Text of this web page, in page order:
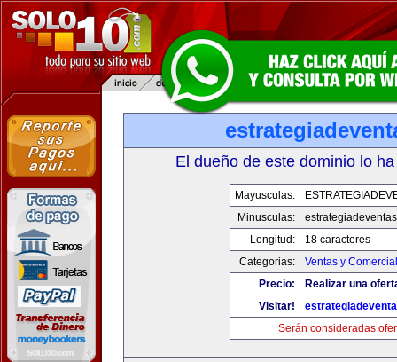
El dueño de este dominio lo
Mayusculas:
Minusculas:
Longitud:
18 caracteres
Categorias:
Ventas y
Precio:
Realizar una
Visitar!
Serán consideradas